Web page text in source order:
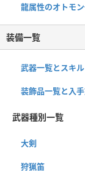
龍属性のオトモ
装備一覧
武器一覧とスキル
装飾品一覧と入
武器種別一覧
大剣
狩猟笛